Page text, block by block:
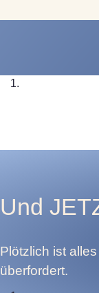
Und
Plötzlich ist
überfordert.